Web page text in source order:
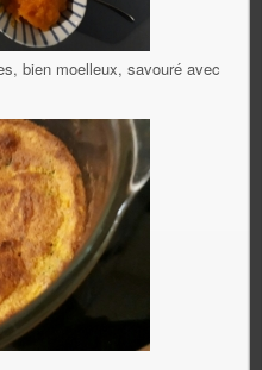
bien moelleux, savouré avec